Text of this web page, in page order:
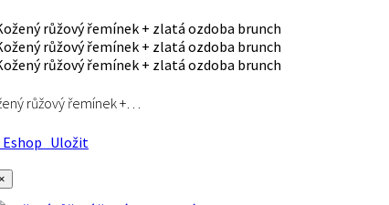
růžový řemínek +…
Uložit